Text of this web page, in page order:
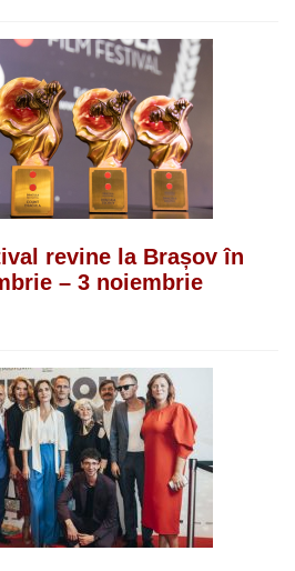
revine la Brașov în
– 3 noiembrie